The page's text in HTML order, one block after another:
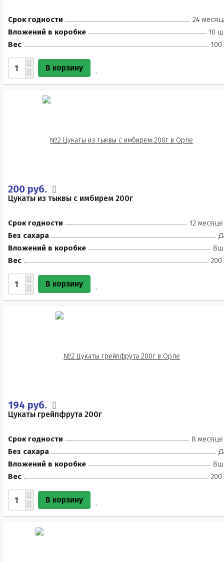
Срок годности
24
Вложений в коробке
10
Вес
100
В корзину
200 руб.
Цукаты из тыквы с имбирем 200г
Срок годности
12
Без сахара
Вложений в коробке
Вес
200
В корзину
194 руб.
Цукаты грейпфрута 200г
Срок годности
8
Без сахара
Вложений в коробке
Вес
200
В корзину